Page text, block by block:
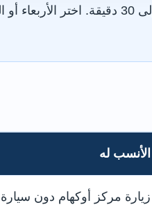
القطار المباشر هو الخيار الأفضل لزيارة مركز أوكهام، ويستغرق
الأنسب له
زيارة مركز أوكهام دون سيارة